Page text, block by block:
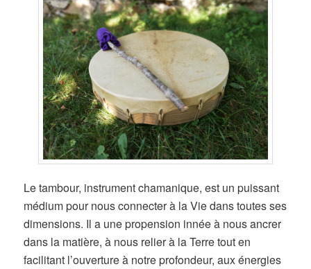
Le tambour, instrument chamanique, est un puissant
médium pour nous connecter à la Vie dans toutes ses
dimensions. Il a une propension innée à nous ancrer
dans la matière, à nous relier à la Terre tout en
facilitant l’ouverture à notre profondeur, aux énergies